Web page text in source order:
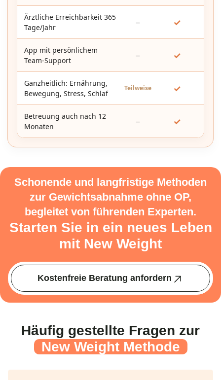
Ärztliche Erreichbarkeit 365
Tage/Jahr
– ✓
App mit persönlichem
Team-Support
– ✓
Ganzheitlich: Ernährung,
Bewegung, Stress, Schlaf
Teilweise ✓
Betreuung auch nach 12
Monaten
– ✓
Schonende und langfristige Methoden
zur Gewichtsabnahme ohne OP,
begleitet von führenden Experten.
Starten Sie in ein neues Leben
mit New Weight
Kostenfreie Beratung anfordern
Häufig gestellte Fragen zur
New Weight Methode